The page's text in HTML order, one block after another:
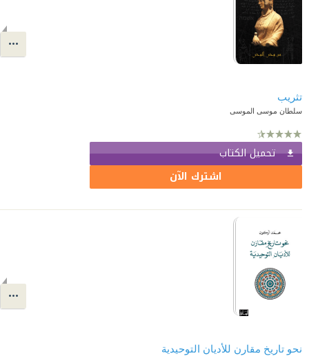
تثريب
سلطان موسى الموسى
تحميل الكتاب
اشترك الآن
نحو تاريخ مقارن للأديان التوحيدية